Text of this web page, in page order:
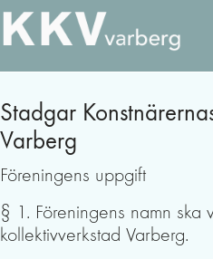
Stadgar
Varberg
Föreningens uppgift
§ 1. Föreningens namn ska
kollektivverkstad Varberg.